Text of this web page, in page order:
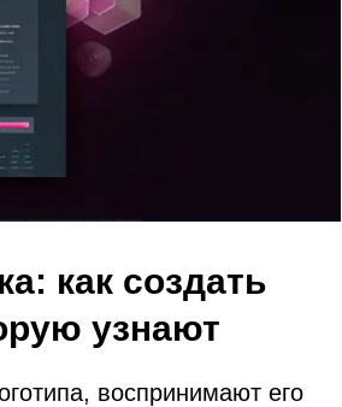
как создать
узнают
воспринимают его